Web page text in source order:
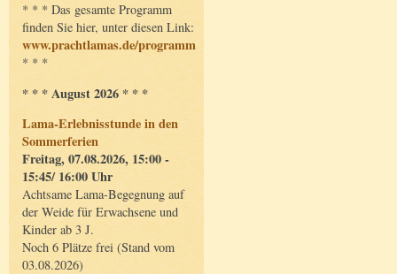
* * * Das gesamte Programm
finden Sie hier, unter diesen Link:
www.prachtlamas.de/programm
* * *
* * * August 2026 * * *
Lama-Erlebnisstunde in den
Sommerferien
Freitag, 07.08.2026, 15:00 -
15:45/ 16:00 Uhr
Achtsame Lama-Begegnung auf
der Weide für Erwachsene und
Kinder ab 3 J.
Noch 6 Plätze frei (Stand vom
03.08.2026)